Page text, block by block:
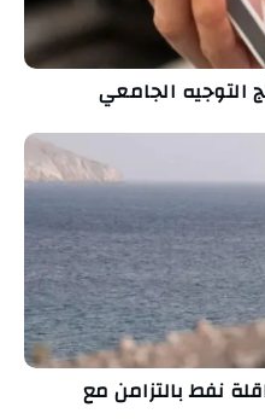
التوجيه الجامعي
نفط بالتزامن مع